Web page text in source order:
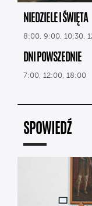
NIEDZIELE I ŚWIĘTA
8:00, 9:00, 10:30,
DNI POWSZEDNIE
7:00, 12:00, 18:00
SPOWIEDŹ